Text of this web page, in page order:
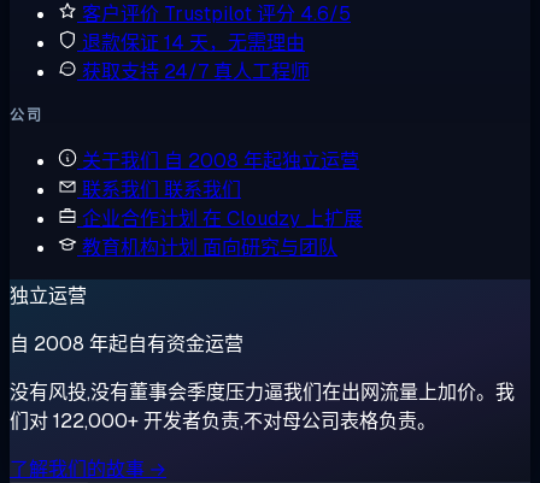
客户评价 Trustpilot 评分 4.6/5
退款保证 14 天，无需理由
获取支持 24/7 真人工程师
公司
关于我们 自 2008 年起独立运营
联系我们 联系我们
企业合作计划 在 Cloudzy 上扩展
教育机构计划 面向研究与团队
独立运营
自 2008 年起自有资金运营
没有风投,没有董事会季度压力逼我们在出网流量上加价。我
们对 122,000+ 开发者负责,不对母公司表格负责。
了解我们的故事 →